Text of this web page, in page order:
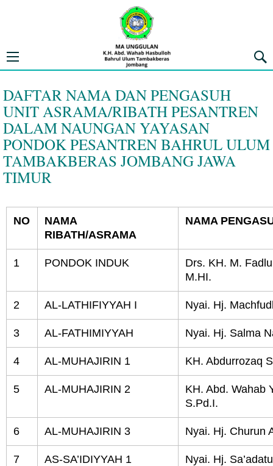
MA UNGGULAN K.H. ABD. WAHAB
DAFTAR NAMA DAN PENGASUH
UNIT ASRAMA/RIBATH PESANTREN
DALAM NAUNGAN YAYASAN
PONDOK PESANTREN BAHRUL ULUM
TAMBAKBERAS JOMBANG JAWA
TIMUR
NO
NAMA
RIBATH/ASRAMA
NAMA
1 PONDOK INDUK
Drs. KH. M.
M.HI.
2 AL-LATHIFIYYAH I Nyai. Hj.
3 AL-FATHIMIYYAH Nyai. Hj. Salma
4 AL-MUHAJIRIN 1 KH. Abdurrozaq
5 AL-MUHAJIRIN 2
KH. Abd. Wahab
S.Pd.I.
6 AL-MUHAJIRIN 3 Nyai. Hj. Churun
7 AS-SA’IDIYYAH 1
Nyai. Hj.